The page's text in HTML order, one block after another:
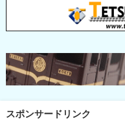
スポンサードリンク